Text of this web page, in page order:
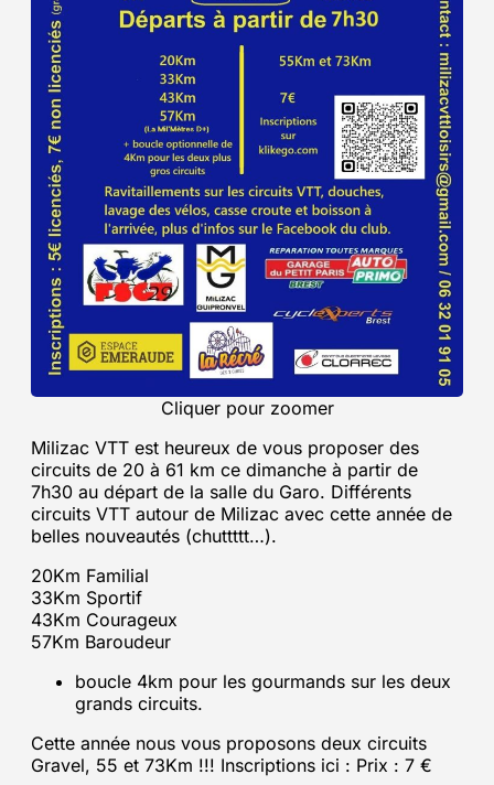
Cliquer pour zoomer
Milizac VTT est heureux de vous proposer des
circuits de 20 à 61 km ce dimanche à partir de
7h30 au départ de la salle du Garo. Différents
circuits VTT autour de Milizac avec cette année de
belles nouveautés (chuttttt…).
20Km Familial
33Km Sportif
43Km Courageux
57Km Baroudeur
boucle 4km pour les gourmands sur les deux
grands circuits.
Cette année nous vous proposons deux circuits
Gravel, 55 et 73Km !!! Inscriptions ici : Prix : 7 €